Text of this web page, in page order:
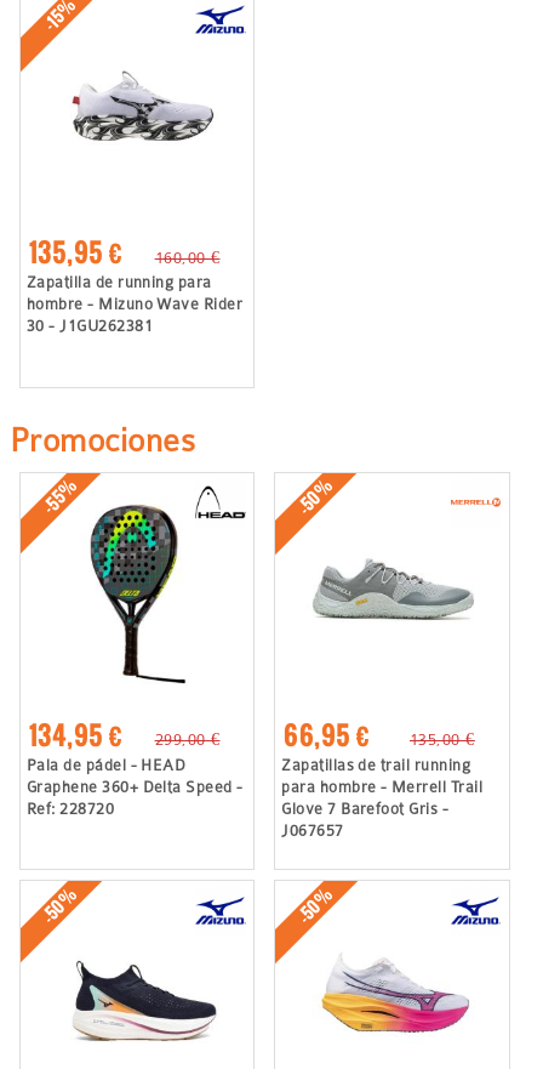
-15%
135,95 €
160,00 €
Zapatilla de running para
hombre - Mizuno Wave Rider
30 - J1GU262381
Promociones
-55%
134,95 €
299,00 €
Pala de pádel - HEAD
Graphene 360+ Delta Speed -
Ref: 228720
-50%
66,95 €
135,00 €
Zapatillas de trail running
para hombre - Merrell Trail
Glove 7 Barefoot Gris -
J067657
-50% -50%